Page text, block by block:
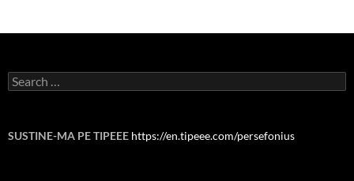
Search
for:
SUSTINE-MA PE TIPEEE https://en.tipeee.com/persefonius